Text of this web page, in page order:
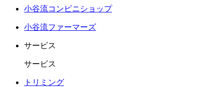
小谷流コンビニショップ
小谷流ファーマーズ
サービス
サービス
トリミング